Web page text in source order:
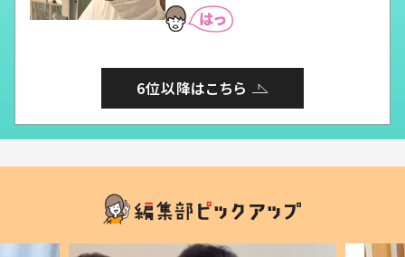
6位以降はこちら